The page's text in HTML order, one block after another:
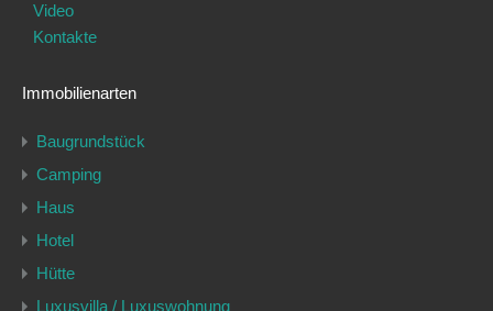
Video
Kontakte
Immobilienarten
Baugrundstück
Camping
Haus
Hotel
Hütte
Luxusvilla / Luxuswohnung